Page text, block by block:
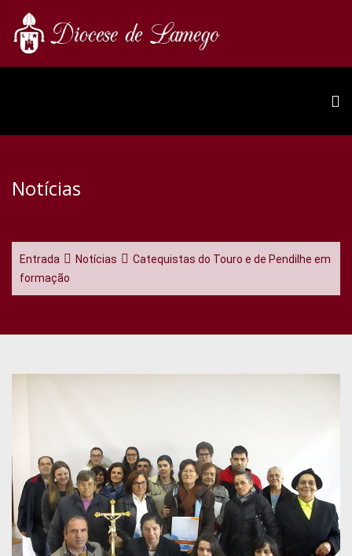
Notícias
Entrada Notícias
Catequistas do Touro e de Pendilhe em
formação